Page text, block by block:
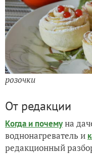
розочки
От редакции
Когда и почемуна
воднонагреватель и
редакционный